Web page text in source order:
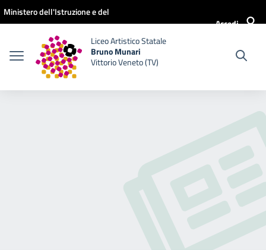
Vai ai contenuti
Vai al menu di navigazione
Vai al footer
Ministero dell'Istruzione e del
Accedi
Liceo Artistico Statale
Bruno Munari
Vittorio Veneto (TV)